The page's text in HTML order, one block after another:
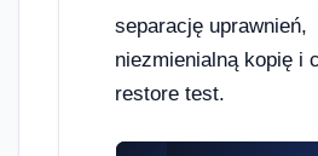
separację uprawnień,
niezmienialną kopię i
restore test.